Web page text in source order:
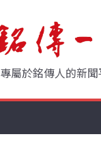
專屬於銘傳人的新聞